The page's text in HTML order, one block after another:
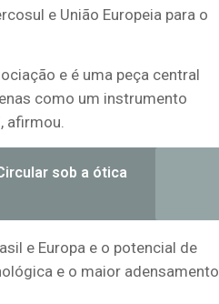
e União Europeia para o
e é uma peça central
como um instrumento
afirmou.
sob a ótica
e Europa e o potencial de
e o maior adensamento